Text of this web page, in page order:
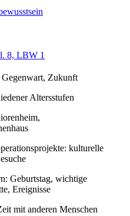
8, LBW 1
Gegenwart, Zukunft
Altersstufen
kulturelle
Geburtstag, wichtige
Ereignisse
mit anderen Menschen